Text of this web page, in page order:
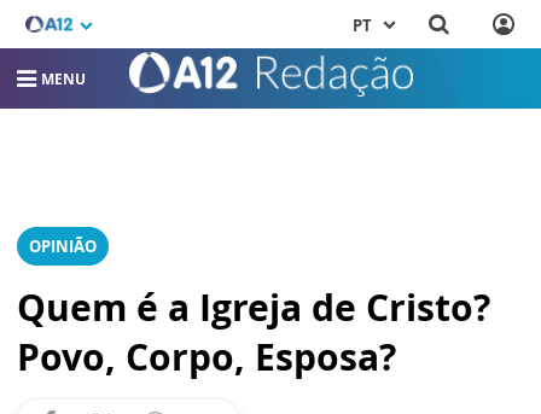
PT
MENU
OPINIÃO
Quem é a Igreja de Cristo?
Povo, Corpo, Esposa?